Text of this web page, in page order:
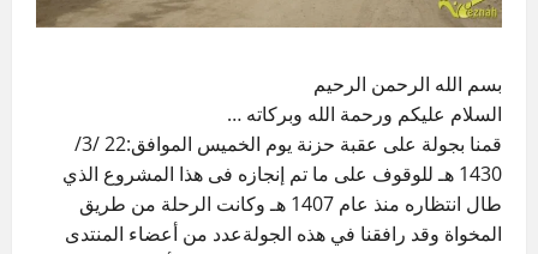
بسم الله الرحمن الرحيم
السلام عليكم ورحمة الله وبركاته …
قمنا بجولة على عقبة حزنة يوم الخميس الموافق:22 /3/
1430 هـ للوقوف على ما تم إنجازه فى هذا المشروع الذي
طال انتظاره منذ عام 1407 هـ وكانت الرحلة من طريق
المخواة وقد رافقنا في هذه الجولةعدد من أعضاء المنتدى